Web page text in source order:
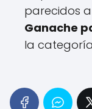
parecidos a
Ganache
la categoría